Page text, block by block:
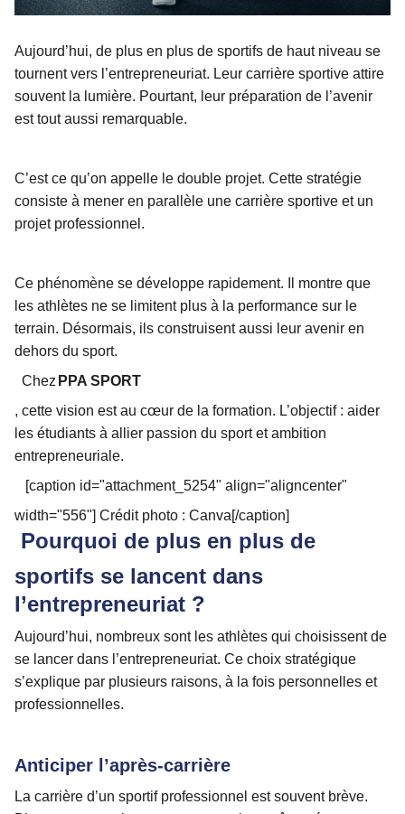
Aujourd’hui, de plus en plus de sportifs de haut niveau se
tournent vers l’entrepreneuriat. Leur carrière sportive attire
souvent la lumière. Pourtant, leur préparation de l’avenir
est tout aussi remarquable.
C’est ce qu’on appelle le double projet. Cette stratégie
consiste à mener en parallèle une carrière sportive et un
projet professionnel.
Ce phénomène se développe rapidement. Il montre que
les athlètes ne se limitent plus à la performance sur le
terrain. Désormais, ils construisent aussi leur avenir en
dehors du sport.
Chez PPA SPORT
, cette vision est au cœur de la formation. L’objectif : aider
les étudiants à allier passion du sport et ambition
entrepreneuriale.
[caption id="attachment_5254" align="aligncenter"
width="556"] Crédit photo : Canva[/caption]
Pourquoi de plus en plus de
sportifs se lancent dans
l’entrepreneuriat ?
Aujourd’hui, nombreux sont les athlètes qui choisissent de
se lancer dans l’entrepreneuriat. Ce choix stratégique
s’explique par plusieurs raisons, à la fois personnelles et
professionnelles.
Anticiper l’après-carrière
La carrière d’un sportif professionnel est souvent brève.